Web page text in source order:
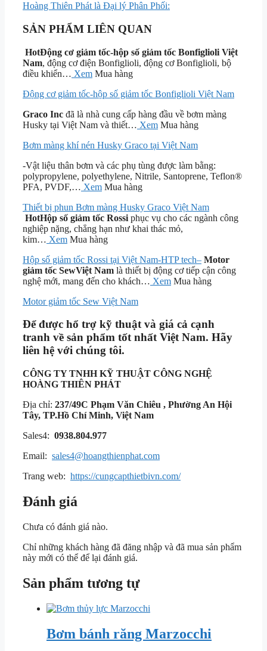
Hoàng Thiên Phát là Đại lý Phân Phối:
SẢN PHẨM LIÊN QUAN
HotĐộng cơ giảm tốc-hộp số giảm tốc Bonfiglioli Việt
Nam, động cơ điện Bonfiglioli, động cơ Bonfiglioli, bộ
điều khiển… Xem Mua hàng
Động cơ giảm tốc-hộp số giảm tốc Bonfiglioli Việt Nam
Graco Inc đã là nhà cung cấp hàng đầu về bơm màng
Husky tại Việt Nam và thiết… Xem Mua hàng
Bơm màng khí nén Husky Graco tại Việt Nam
-Vật liệu thân bơm và các phụ tùng được làm bằng:
polypropylene, polyethylene, Nitrile, Santoprene, Teflon®
PFA, PVDF,… Xem Mua hàng
Thiết bị phun Bơm màng Husky Graco Việt Nam
HotHộp số giảm tốc Rossi phục vụ cho các ngành công
nghiệp nặng, chẳng hạn như khai thác mỏ,
kim… Xem Mua hàng
Hộp số giảm tốc Rossi tại Việt Nam-HTP tech– Motor
giảm tốc SewViệt Nam là thiết bị động cơ tiếp cận công
nghệ mới, mang đến cho khách… Xem Mua hàng
Motor giảm tốc Sew Việt Nam
Để được hổ trợ kỹ thuật và giá cả cạnh
tranh về sản phẩm tốt nhất Việt Nam. Hãy
liên hệ với chúng tôi.
CÔNG TY TNHH KỸ THUẬT CÔNG NGHỆ
HOÀNG THIÊN PHÁT
Địa chỉ: 237/49C Phạm Văn Chiêu , Phường An Hội
Tây, TP.Hồ Chí Minh, Việt Nam
Sales4: 0938.804.977
Email: sales4@hoangthienphat.com
Trang web: https://cungcapthietbivn.com/
Đánh giá
Chưa có đánh giá nào.
Chỉ những khách hàng đã đăng nhập và đã mua sản phẩm
này mới có thể để lại đánh giá.
Sản phẩm tương tự
Bơm bánh răng Marzocchi